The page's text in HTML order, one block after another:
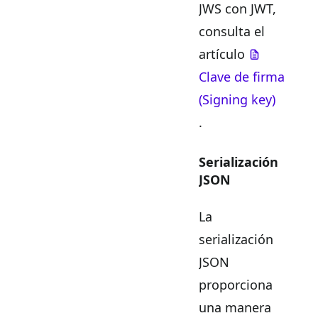
JWS con JWT,
consulta el
artículo
Clave de firma
(Signing key)
.
Serialización
JSON
La
serialización
JSON
proporciona
una manera